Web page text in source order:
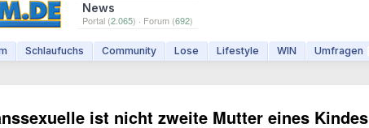
News
Portal (2.065) · Forum (692)
Schlaufuchs Community Lose Lifestyle WIN Umfragen
ist nicht zweite Mutter eines Kindes